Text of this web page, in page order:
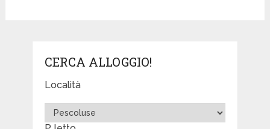
CERCA ALLOGGIO!
Località